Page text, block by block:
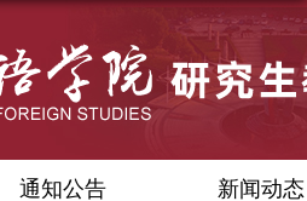
通知公告 新闻动态